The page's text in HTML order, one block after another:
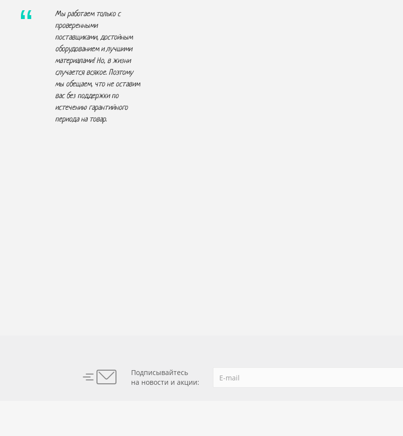
Мы работаем только с
проверенными
поставщиками, достойным
оборудованием и лучшими
материалами! Но, в жизни
случается всякое. Поэтому
мы обещаем, что не оставим
вас без поддержки по
истечению гарантийного
периода на товар.
Подписывайтесь
на новости и акции: